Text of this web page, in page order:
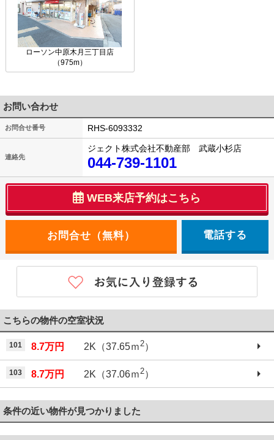
ローソン中原木月三丁目店
（975m）
お問い合わせ
お問合せ番号 RHS-6093332
連絡先
ジェクト株式会社不動産部 武蔵小杉店
044-739-1101
WEB来店予約はこちら
電話する
こちらの物件の空室状況
101 8.7万円 2K（37.65ｍ 2）
103 8.7万円 2K（37.06ｍ2）
条件の近い物件が見つかりました